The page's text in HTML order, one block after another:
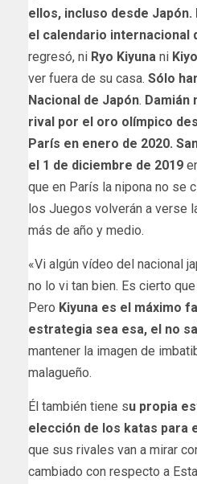
ellos, incluso desde Japón.
el calendario internacional
regresó, ni Ryo Kiyuna ni
ver fuera de su casa. Sólo
Nacional de Japón. Damián
rival por el oro olímpico
París en enero de 2020.
el 1 de diciembre de 2019
que en París la nipona no se
los Juegos volverán a verse
más de año y medio.
«Vi algún vídeo del nacional
no lo vi tan bien. Es cierto
Pero Kiyuna es el máximo
estrategia sea esa, el no
mantener la imagen de
malagueño.
Él también tiene su propia
elección de los katas para
que sus rivales van a mirar
cambiado con respecto a